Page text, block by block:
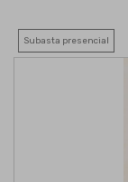
Subasta presencial